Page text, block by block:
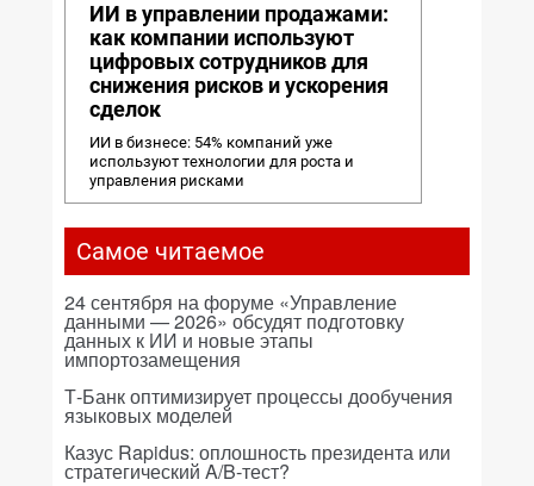
ИИ в управлении продажами:
как компании используют
цифровых сотрудников для
снижения рисков и ускорения
сделок
ИИ в бизнесе: 54% компаний уже
используют технологии для роста и
управления рисками
Самое читаемое
24 сентября на форуме «Управление
данными — 2026» обсудят подготовку
данных к ИИ и новые этапы
импортозамещения
Т-Банк оптимизирует процессы дообучения
языковых моделей
Казус Rapidus: оплошность президента или
стратегический A/B-тест?